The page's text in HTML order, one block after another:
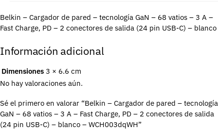
Belkin – Cargador de pared – tecnología GaN – 68 vatios – 3 A –
Fast Charge, PD – 2 conectores de salida (24 pin USB-C) – blanco
Información adicional
Dimensiones 3 × 6.6 cm
No hay valoraciones aún.
Sé el primero en valorar “Belkin – Cargador de pared – tecnología
GaN – 68 vatios – 3 A – Fast Charge, PD – 2 conectores de salida
(24 pin USB-C) – blanco – WCH003dqWH”